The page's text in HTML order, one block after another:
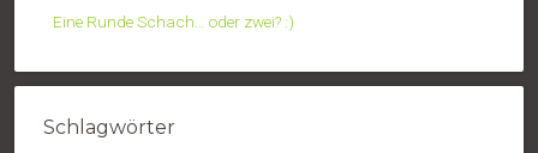
Eine Runde Schach… oder zwei? :)
Schlagwörter